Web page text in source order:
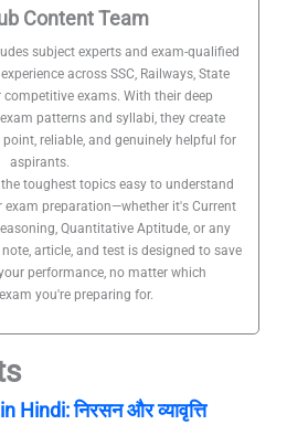
Content Team
subject experts and exam-qualified
across SSC, Railways, State
competitive exams. With their deep
patterns and syllabi, they create
reliable, and genuinely helpful for
aspirants.
toughest topics easy to understand
preparation—whether it's Current
Quantitative Aptitude, or any
article, and test is designed to save
performance, no matter which
you're preparing for.
Hindi: निरसन और व्यावृत्ति